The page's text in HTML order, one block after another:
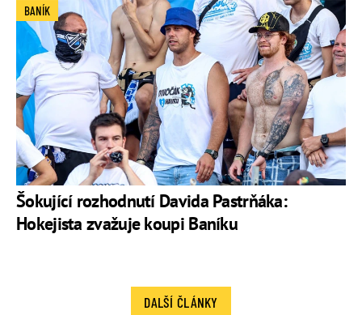
Šokující rozhodnutí Davida Pastrňáka:
Hokejista zvažuje koupi Baníku
BANÍK
DALŠÍ ČLÁNKY